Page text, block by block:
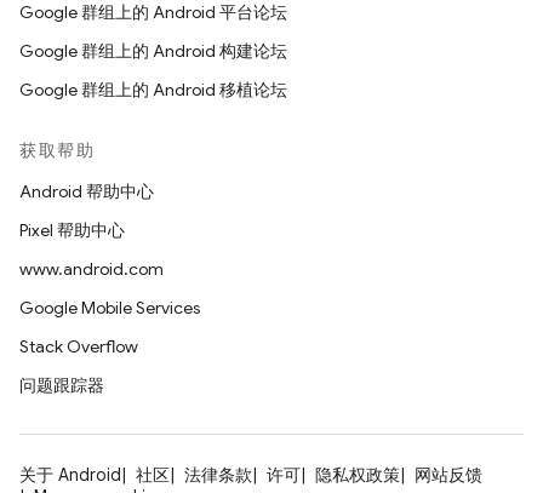
Google 群组上的 Android 平台论坛
Google 群组上的 Android 构建论坛
Google 群组上的 Android 移植论坛
获取帮助
Android 帮助中心
Pixel 帮助中心
www.android.com
Google Mobile Services
Stack Overflow
问题跟踪器
关于 Android 社区 法律条款 许可 隐私权政策
网站反馈